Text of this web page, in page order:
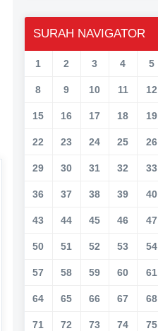
SURAH NAVIGATOR
1 2 3 4 5
8 9 10 11 12
15 16 17 18 19
22 23 24 25 26
29 30 31 32 33
36 37 38 39 40
43 44 45 46 47
50 51 52 53 54
57 58 59 60 61
64 65 66 67 68
71 72 73 74 75